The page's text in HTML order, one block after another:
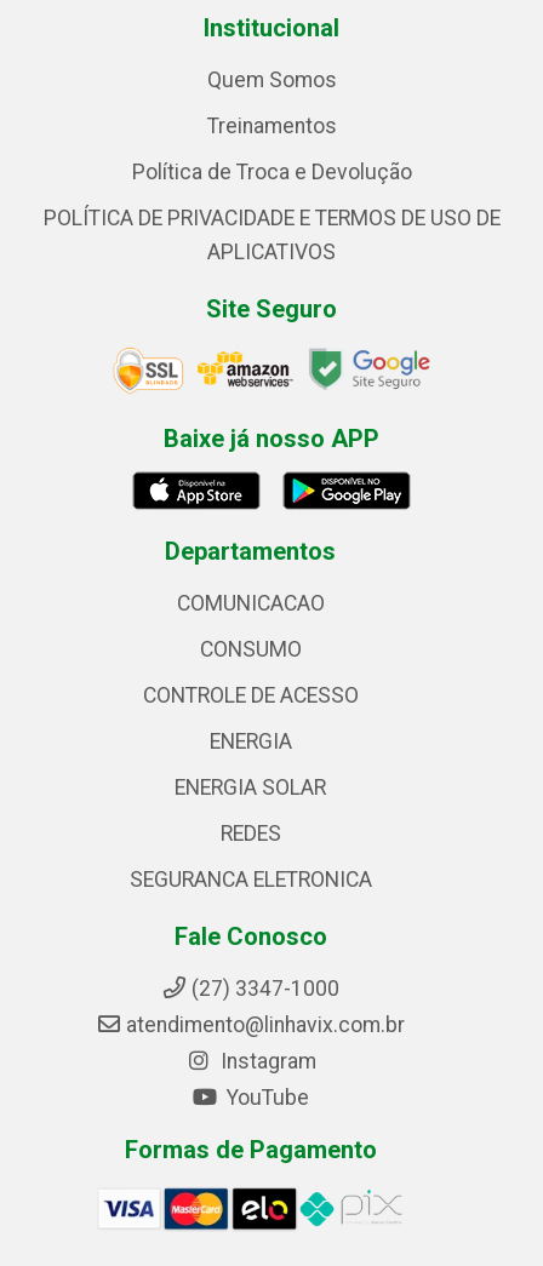
Institucional
Quem Somos
Treinamentos
Política de Troca e Devolução
POLÍTICA DE PRIVACIDADE E TERMOS DE USO DE
APLICATIVOS
Site Seguro
Baixe já nosso APP
Departamentos
COMUNICACAO
CONSUMO
CONTROLE DE ACESSO
ENERGIA
ENERGIA SOLAR
REDES
SEGURANCA ELETRONICA
Fale Conosco
(27) 3347-1000
atendimento@linhavix.com.br
Instagram
YouTube
Formas de Pagamento